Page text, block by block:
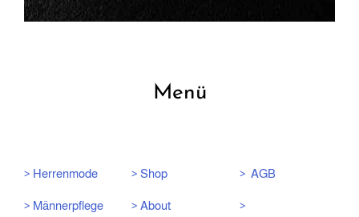
Menü
> Herrenmode
> Männerpflege
> Shop
> About
> AGB
>